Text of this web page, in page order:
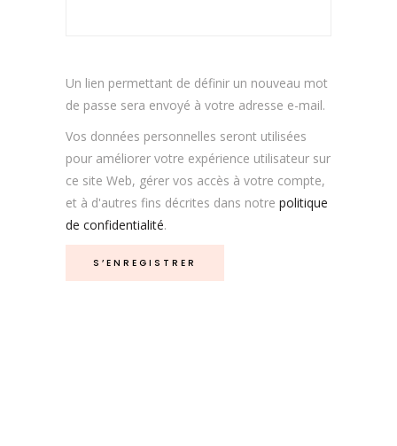
Un lien permettant de définir un nouveau mot
de passe sera envoyé à votre adresse e-mail.
Vos données personnelles seront utilisées
pour améliorer votre expérience utilisateur sur
ce site Web, gérer vos accès à votre compte,
et à d'autres fins décrites dans notre politique
de confidentialité.
S’ENREGISTRER